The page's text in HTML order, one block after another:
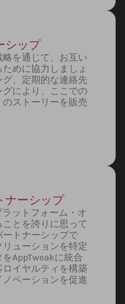
シップ
を通じて、お互い
めに協力しましょ
、定期的な連絡先
により、ここでの
ストーリーを販売
ナーシップ
ットフォーム・オ
とを誇りに思って
トナーシップで
ューションを特定
AppTweakに統合
イヤルティを構築
ベーションを促進